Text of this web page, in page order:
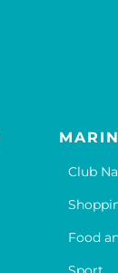
Club
Food